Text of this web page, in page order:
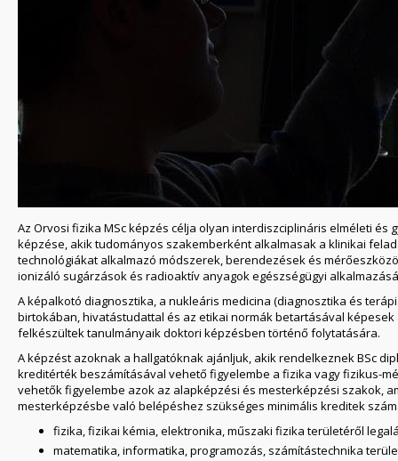
Az Orvosi fizika MSc képzés célja olyan interdiszciplináris elméleti
képzése, akik tudományos szakemberként alkalmasak a klinikai
technológiákat alkalmazó módszerek, berendezések és
ionizáló sugárzások és radioaktív anyagok egészségügyi
A képalkotó diagnosztika, a nukleáris medicina (diagnosztika és
birtokában, hivatástudattal és az etikai normák betartásával
felkészültek tanulmányaik doktori képzésben történő folytatására.
A képzést azoknak a hallgatóknak ajánljuk, akik rendelkeznek BSc
kreditérték beszámításával vehető figyelembe a fizika vagy fizikus-
vehetők figyelembe azok az alapképzési és mesterképzési szakok,
mesterképzésbe való belépéshez szükséges minimális kreditek
fizika, fizikai kémia, elektronika, műszaki fizika területéről
matematika, informatika, programozás, számítástechnika